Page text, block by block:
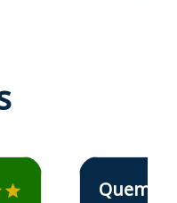
Concursos emEstudante Elais
Quem